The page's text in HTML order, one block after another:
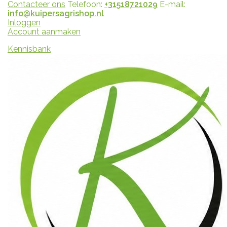
Contacteer ons Telefoon: +31518721029 E-mail:
info@kuipersagrishop.nl
Inloggen
Account aanmaken
Kennisbank